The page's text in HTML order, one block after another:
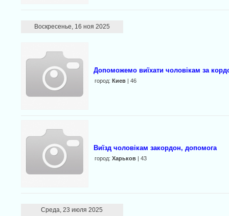
Воскресенье, 16 ноя 2025
Допоможемо виїхати чоловікам за
город: Киев| 46
Виїзд чоловікам закордон, допомога
город: Харьков| 43
Среда, 23 июля 2025